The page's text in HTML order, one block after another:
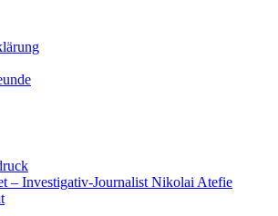
– Investigativ-Journalist Nikolai Atefie